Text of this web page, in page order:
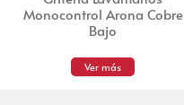
Monocontrol Arona Cobre
Bajo
Ver más